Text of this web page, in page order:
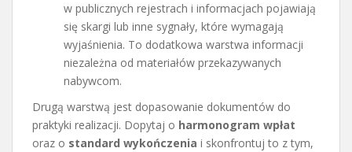
w publicznych rejestrach i informacjach pojawiają
się skargi lub inne sygnały, które wymagają
wyjaśnienia. To dodatkowa warstwa informacji
niezależna od materiałów przekazywanych
nabywcom.
Drugą warstwą jest dopasowanie dokumentów do
praktyki realizacji. Dopytaj o harmonogram wpłat
oraz o standard wykończenia i skonfrontuj to z tym,